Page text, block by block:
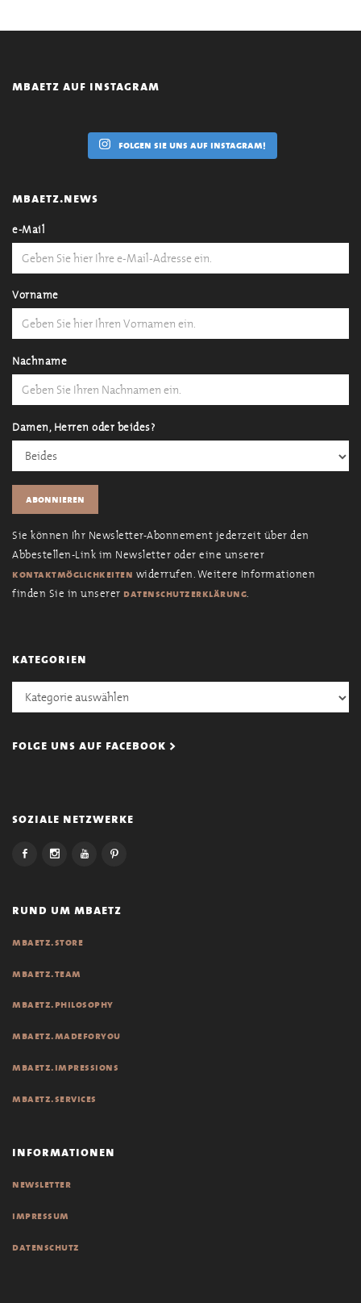
mbaetz auf instagram
folgen sie uns auf instagram!
mbaetz.news
e-Mail
Vorname
Nachname
Damen, Herren oder beides?
Sie können Ihr Newsletter-Abonnement jederzeit über den
Abbestellen-Link im Newsletter oder eine unserer
kontaktmöglichkeiten widerrufen. Weitere Informationen
finden Sie in unserer datenschutzerklärung.
kategorien
Kategorien
folge uns auf facebook >
soziale netzwerke
rund um mbaetz
mbaetz.store
mbaetz.team
mbaetz.philosophy
mbaetz.madeforyou
mbaetz.impressions
mbaetz.services
informationen
newsletter
impressum
datenschutz